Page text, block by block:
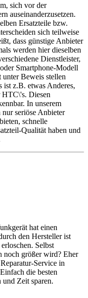
sich vor der
auseinanderzusetzen.
Ersatzteile bzw.
sich teilweise
dass günstige Anbieter
werden hier dieselben
Dienstleister,
Smartphone-Modell
unter Beweis stellen
ist z.B. etwas Anderes,
HTC\'s. Diesen
In unserem
seriöse Anbieter
schnelle
Qualität haben und
hat einen
den Hersteller ist
Selbst
noch größer wird? Eher
Service in
die besten
Zeit sparen.